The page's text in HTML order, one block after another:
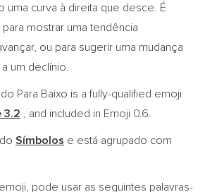
uma curva à direita que desce. É
mostrar uma tendência
ou para sugerir uma mudança
um declínio.
Para Baixo is a fully-qualified emoji
3.2 , and included in Emoji 0.6.
Símbolos e está agrupado com
pode usar as seguintes palavras-